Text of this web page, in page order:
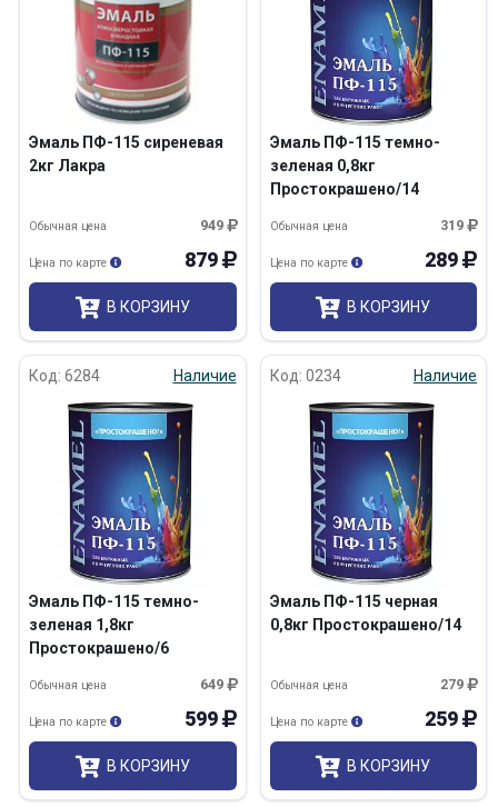
Эмаль ПФ-115 сиреневая
2кг Лакра
949
Обычная цена
879
Цена по карте
В КОРЗИНУ
Эмаль ПФ-115 темно-
зеленая 0,8кг
Простокрашено/14
319
Обычная цена
289
Цена по карте
В КОРЗИНУ
Код: 6284 Наличие
Эмаль ПФ-115 темно-
зеленая 1,8кг
Простокрашено/6
649
Обычная цена
599
Цена по карте
В КОРЗИНУ
Код: 0234 Наличие
Эмаль ПФ-115 черная
0,8кг Простокрашено/14
279
Обычная цена
259
Цена по карте
В КОРЗИНУ